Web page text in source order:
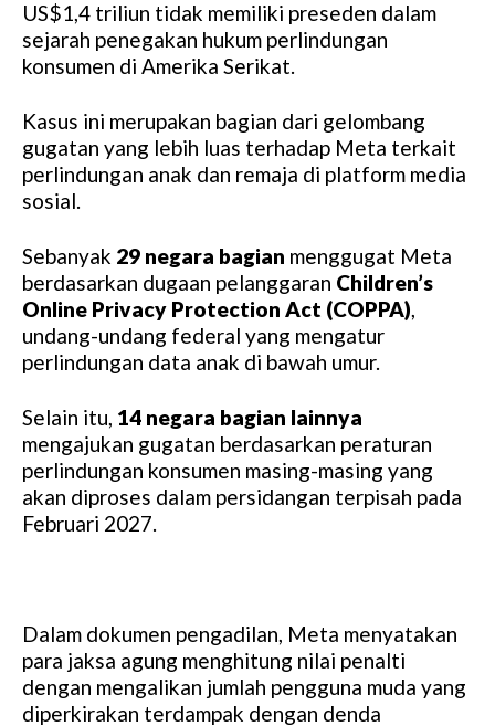
US$1,4 triliun tidak memiliki preseden dalam
sejarah penegakan hukum perlindungan
konsumen di Amerika Serikat.
Kasus ini merupakan bagian dari gelombang
gugatan yang lebih luas terhadap Meta terkait
perlindungan anak dan remaja di platform media
sosial.
Sebanyak 29 negara bagian menggugat Meta
berdasarkan dugaan pelanggaran Children’s
Online Privacy Protection Act (COPPA),
undang-undang federal yang mengatur
perlindungan data anak di bawah umur.
Selain itu, 14 negara bagian lainnya
mengajukan gugatan berdasarkan peraturan
perlindungan konsumen masing-masing yang
akan diproses dalam persidangan terpisah pada
Februari 2027.
Dalam dokumen pengadilan, Meta menyatakan
para jaksa agung menghitung nilai penalti
dengan mengalikan jumlah pengguna muda yang
diperkirakan terdampak dengan denda